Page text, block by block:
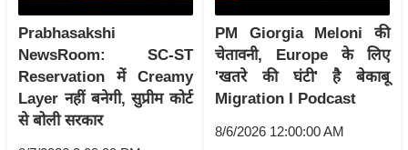
शि
प
रा
ज
नी
Prabhasakshi
NewsRoom: SC-ST
Reservation में Creamy
Layer नहीं बनेगी, सुप्रीम कोर्ट
से बोली सरकार
PM Giorgia Meloni की
चेतावनी, Europe के लिए
'खतरे की घंटी' है बेकाबू
Migration I Podcast
8/6/2026 12:00:00 AM